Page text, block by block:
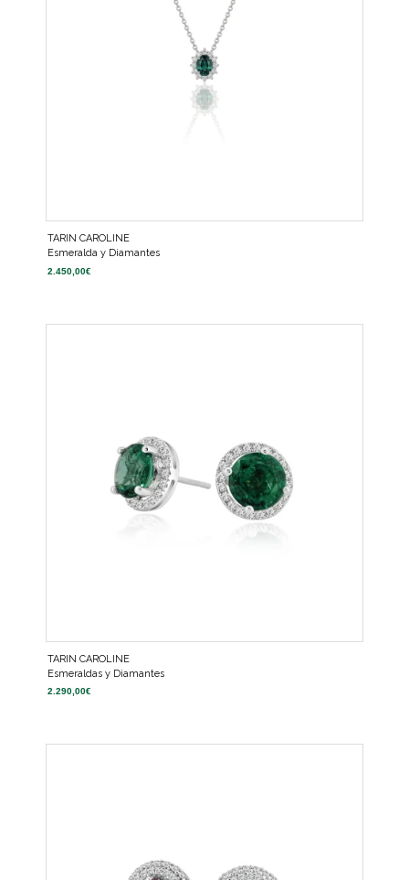
TARIN CAROLINE
Esmeralda y Diamantes
2.450,00€
TARIN CAROLINE
Esmeraldas y Diamantes
2.290,00€